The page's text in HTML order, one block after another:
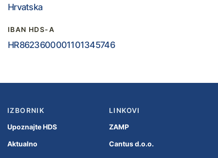
Hrvatska
IBAN HDS-A
HR8623600001101345746
IZBORNIK
Upoznajte HDS
Aktualno
LINKOVI
ZAMP
Cantus d.o.o.